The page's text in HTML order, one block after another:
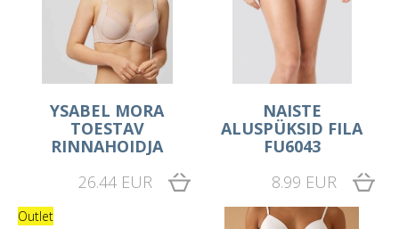
YSABEL MORA
TOESTAV
RINNAHOIDJA
26.44 EUR
NAISTE
ALUSPÜKSID FILA
FU6043
8.99 EUR
Outlet